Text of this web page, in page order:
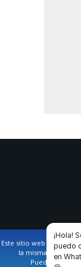
AVISO LEGAL Y
Este sitio web utiliza
la misma y
Puede
¡Hola!
puedo
en